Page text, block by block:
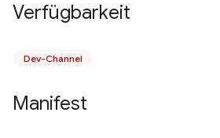
Verfügbarkeit
Dev-Channel
Manifest